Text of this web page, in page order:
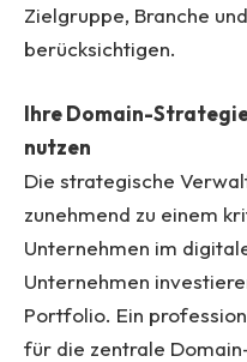
Zielgruppe, Branche
berücksichtigen.
Ihre Domain-
nutzen
Die strategische
zunehmend zu einem
Unternehmen im
Unternehmen
Portfolio. Ein
für die zentrale